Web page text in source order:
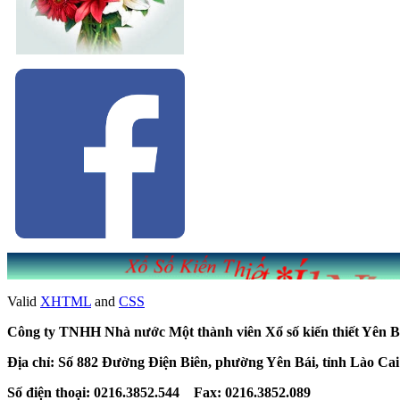
Valid XHTML and CSS
Công ty TNHH Nhà nước Một thành viên Xổ số kiến thiết Yên
Địa chỉ: Số 882 Đường Điện Biên, phường Yên Bái, tỉnh Lào Cai
Số điện thoại: 0216.3852.544 Fax: 0216.3852.089